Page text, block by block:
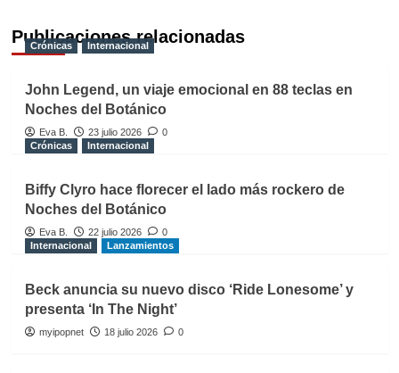
Publicaciones relacionadas
Crónicas Internacional
John Legend, un viaje emocional en 88 teclas en
Noches del Botánico
Eva B. 23 julio 2026
0
Crónicas
Internacional
Biffy Clyro hace florecer el lado más rockero de
Noches del Botánico
Eva B. 22 julio 2026
0
Internacional
Lanzamientos
Beck anuncia su nuevo disco ‘Ride Lonesome’ y
presenta ‘In The Night’
myipopnet 18 julio 2026 0